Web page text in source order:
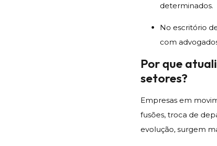
determinados.
No escritório
com
Por que
setores?
Empresas em
fusões, troca de
evolução, surgem